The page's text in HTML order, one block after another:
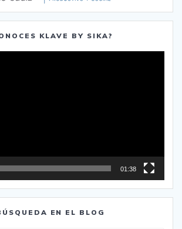
KLAVE BY SIKA?
01:38
EN EL BLOG